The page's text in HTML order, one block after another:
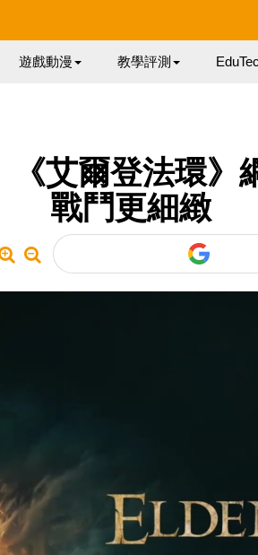
遊戲動漫 教學評測
《艾爾登法環》
戰鬥更細緻